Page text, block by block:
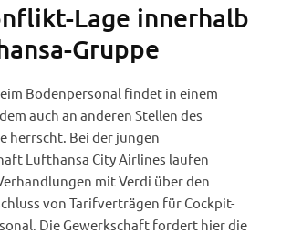
Lage innerhalb
Gruppe
Bodenpersonal findet in einem
auch an anderen Stellen des
herrscht. Bei der jungen
Lufthansa City Airlines laufen
mit Verdi über den
von Tarifverträgen für Cockpit-
Die Gewerkschaft fordert hier die